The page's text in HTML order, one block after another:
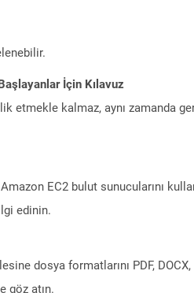
İçin Kılavuz
etmekle kalmaz, aynı zamanda
EC2 bulut sunucularını
edinin.
dosya formatlarını PDF, DOCX,
göz atın.